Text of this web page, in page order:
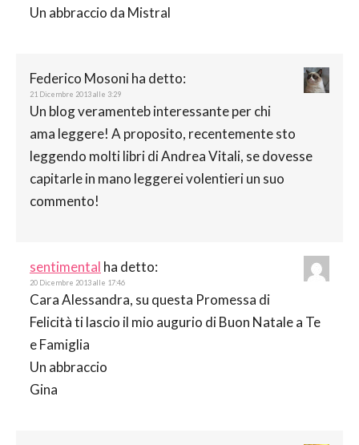
Un abbraccio da Mistral
Federico Mosoniha detto:
21 Dicembre 2013 alle 3:29
Un blog veramenteb interessante per chi
ama leggere! A proposito, recentemente sto
leggendo molti libri di Andrea Vitali, se dovesse
capitarle in mano leggerei volentieri un suo
commento!
sentimental ha detto:
20 Dicembre 2013 alle 17:46
Cara Alessandra, su questa Promessa di
Felicità ti lascio il mio augurio di Buon Natale a Te
e Famiglia
Un abbraccio
Gina